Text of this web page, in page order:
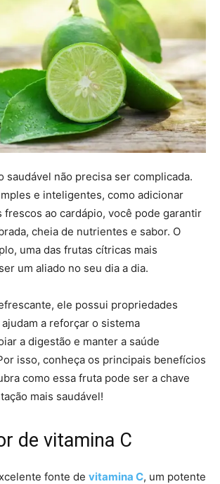
saudável não precisa ser complicada.
e inteligentes, como adicionar
frescos ao cardápio, você pode garantir
cheia de nutrientes e sabor. O
uma das frutas cítricas mais
um aliado no seu dia a dia.
ele possui propriedades
a reforçar o sistema
a digestão e manter a saúde
isso, conheça os principais benefícios
como essa fruta pode ser a chave
mais saudável!
de vitamina C
fonte de vitamina C, um potente